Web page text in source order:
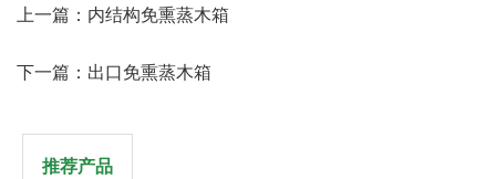
上一篇：内结构免熏蒸木箱
下一篇：出口免熏蒸木箱
推荐产品